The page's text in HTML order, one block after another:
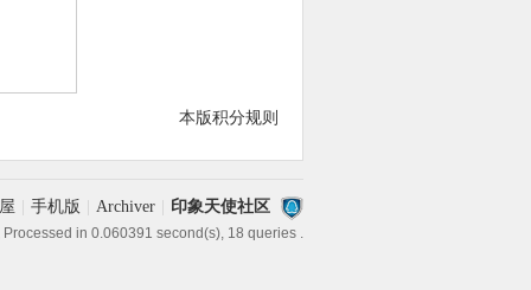
本版积分规则
手机版 Archiver 印象天使社区
, Processed in 0.060391 second(s), 18 queries .